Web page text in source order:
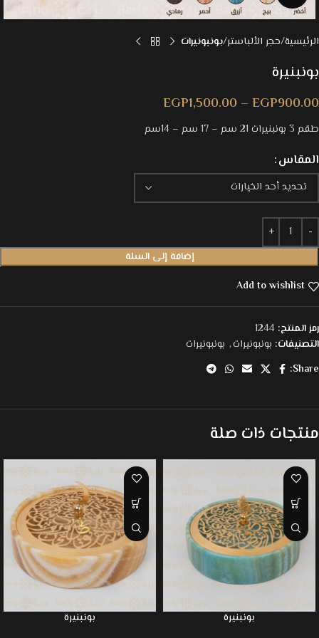
الرئيسية حجر الألباستر بونبونيرات
بونبنيرة
EGP900.00
–
EGP1,500.00
طقم 3 بونبنيرات 21 سم – 17 سم – 14سم
المقاس
إضافة إلى السلة
Add to wishlist
رمز المنتج: 1244
التصنيفات: بونبونيرات, بونبونيرات
Share:
منتجات ذات صلة
بونبنيرة
بونبنيرة